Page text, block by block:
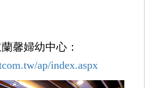
馨婦幼中心：
ap/index.aspx